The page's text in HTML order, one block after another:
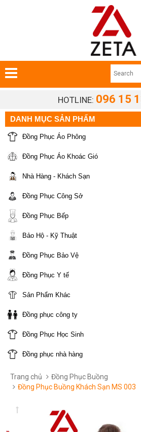
HOTLINE: 096 15
DANH MỤC SẢN PHẨM
Đồng Phục Áo Phông
Đồng Phục Áo Khoác Gió
Nhà Hàng - Khách Sạn
Đồng Phục Công Sở
Đồng Phục Bếp
Bảo Hộ - Kỹ Thuật
Đồng Phục Bảo Vệ
Đồng Phục Y tế
Sản Phẩm Khác
Đồng phục công ty
Đồng Phục Học Sinh
Đồng phục nhà hàng
Trang chủ
Đồng Phục Buồng
Đồng Phục Buồng Khách Sạn MS 003